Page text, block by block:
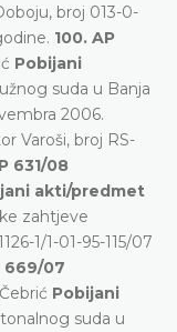
broj 013-0-
100. AP
Pobijani
suda u Banja
2006.
Varoši, broj RS-
631/08
akti/predmet
zahtjeve
1/1-01-95-115/07
669/07
Pobijani
suda u